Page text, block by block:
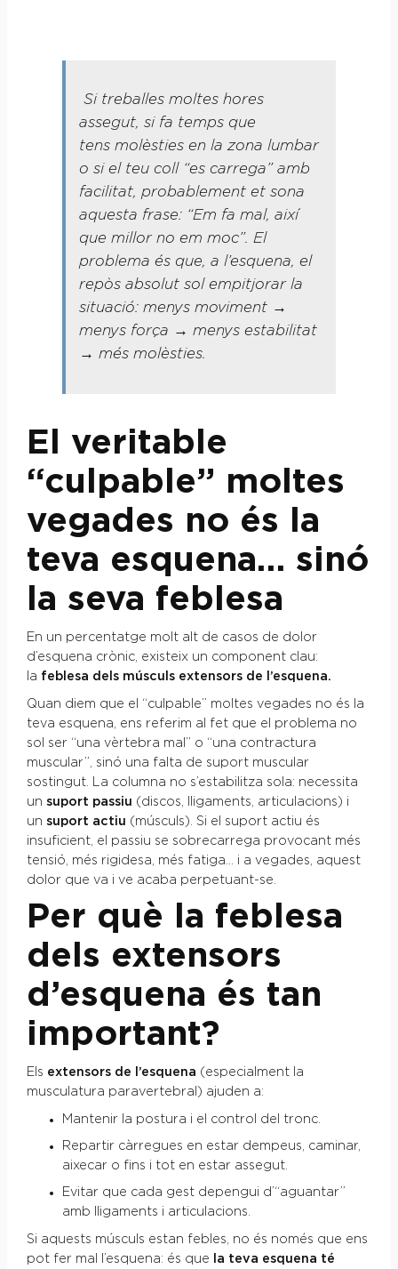
Si treballes moltes hores
assegut, si fa temps que
tens molèsties en la zona lumbar
o si el teu coll “es carrega” amb
facilitat, probablement et sona
aquesta frase: “Em fa mal, així
que millor no em moc”. El
problema és que, a l’esquena, el
repòs absolut sol empitjorar la
situació: menys moviment →
menys força → menys estabilitat
→ més molèsties.
El veritable
“culpable” moltes
vegades no és la
teva esquena… sinó
la seva feblesa
En un percentatge molt alt de casos de dolor
d’esquena crònic, existeix un component clau:
la feblesa dels músculs extensors de l’esquena.
Quan diem que el “culpable” moltes vegades no és la
teva esquena, ens referim al fet que el problema no
sol ser “una vèrtebra mal” o “una contractura
muscular”, sinó una falta de suport muscular
sostingut. La columna no s’estabilitza sola: necessita
un suport passiu (discos, lligaments, articulacions) i
un suport actiu (músculs). Si el suport actiu és
insuficient, el passiu se sobrecarrega provocant més
tensió, més rigidesa, més fatiga… i a vegades, aquest
dolor que va i ve acaba perpetuant-se.
Per què la feblesa
dels extensors
d’esquena és tan
important?
Els extensors de l’esquena (especialment la
musculatura paravertebral) ajuden a:
Mantenir la postura i el control del tronc.
Repartir càrregues en estar dempeus, caminar,
aixecar o fins i tot en estar assegut.
Evitar que cada gest depengui d’“aguantar”
amb lligaments i articulacions.
Si aquests músculs estan febles, no és només que ens
pot fer mal l’esquena: és que
la teva esquena té